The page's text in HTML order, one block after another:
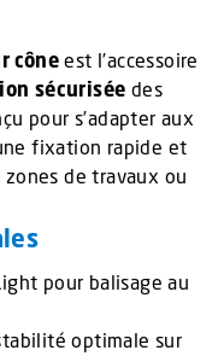
cône est l’accessoire
sécurisée des
pour s’adapter aux
fixation rapide et
de travaux ou
pour balisage au
optimale sur